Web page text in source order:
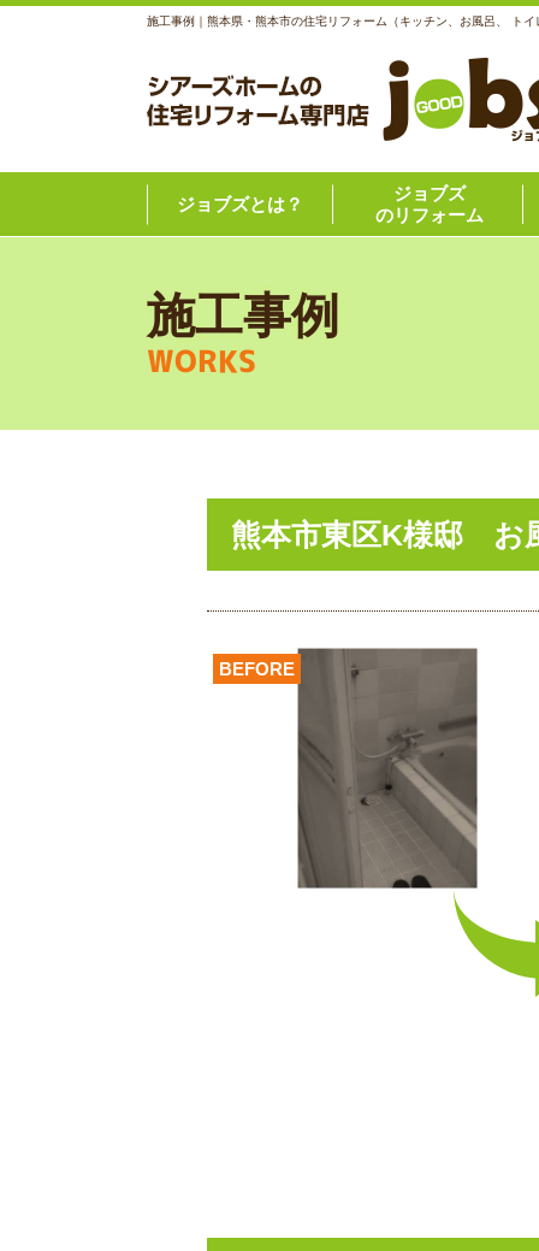
施工事例｜熊本県・熊本市の住宅リフォーム（キッチン、お風呂、 ト
ジョブズとは？
ジョブズ
のリフォーム
施工事例
WORKS
熊本市東区K様邸 お
BEFORE